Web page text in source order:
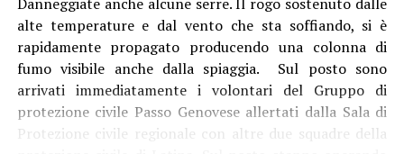
lavorazione, diversi recipienti contenenti solventi e
setacci utilizzati per l’estrazione chimica della sostanza
dal pellet, oltre ai residui delle lavorazioni già
effettuate.
Mentre il denaro, i beni e la droga già confezionata sono
stati immediatamente sequestrati. L’intera area della
Danneggiate anche alcune serre. Il rogo sostenuto dalle
alte temperature e dal vento che sta soffiando, si è
rapidamente propagato producendo una colonna di
fumo visibile anche dalla spiaggia. Sul posto sono
arrivati immediatamente i volontari del Gruppo di
protezione civile Passo Genovese allertati dalla Sala di
Protezione civile regionale con altre due squadre della